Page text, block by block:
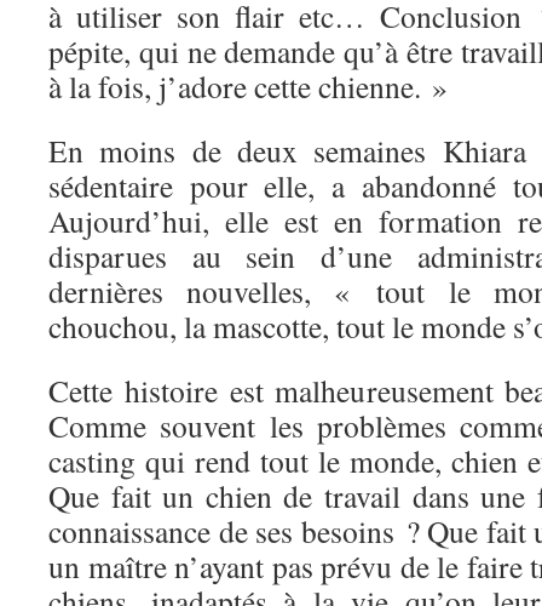
à utiliser son flair etc… Conclusion
pépite, qui ne demande qu’à être
à la fois, j’adore cette chienne. »
En moins de deux semaines
sédentaire pour elle, a abandonné
Aujourd’hui, elle est en formation
disparues au sein d’une
dernières nouvelles, « tout le
chouchou, la mascotte, tout le monde
Cette histoire est malheureusement
Comme souvent les problèmes
casting qui rend tout le monde, chien
Que fait un chien de travail dans une
connaissance de ses besoins ? Que
un maître n’ayant pas prévu de le